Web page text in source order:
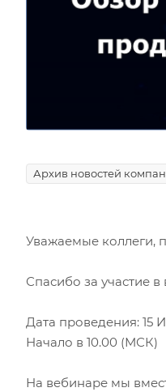
Архив новостей
Уважаемые коллеги,
Спасибо за
Дата
Начало в 10.00 (МСК)
На вебинаре мы